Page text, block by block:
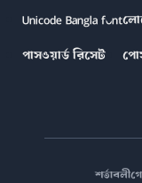
Unicode Bangla font
পাসওয়ার্ড রিসেট
শর্তাবলী